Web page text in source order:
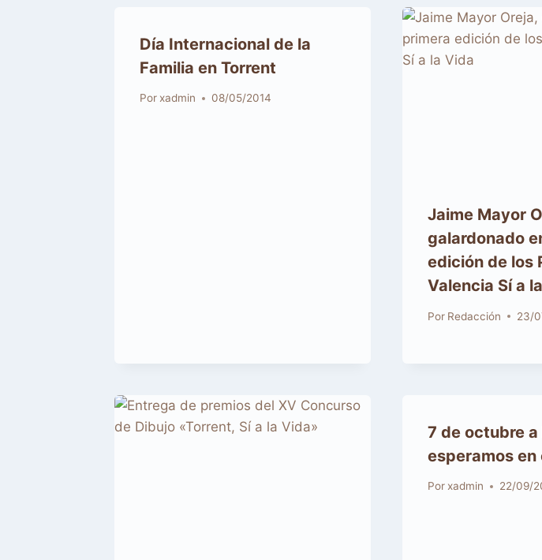
Día Internacional de la
Por xadmin 08/05/2014
Jaime Mayor
galardonado
edición de los
Valencia Sí a
Por Redacción 23/
7 de octubre
Por xadmin 22/09/